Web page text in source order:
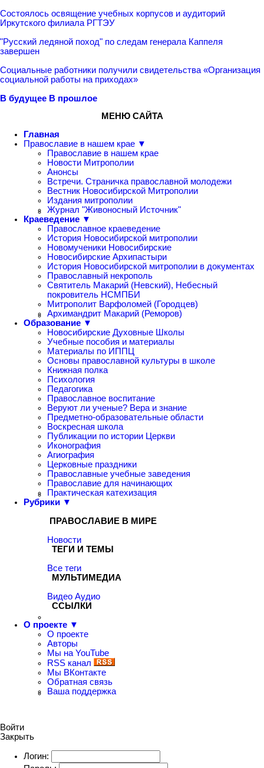
Состоялось освящение учебных корпусов и аудиторий
Иркутского филиала РГТЭУ
"Русский ледяной поход" по следам генерала Каппеля
завершен
Социальные работники получили свидетельства «Организация
социальной работы на приходах»
В будущее В прошлое
МЕНЮ САЙТА
Главная
Православие в нашем крае ▼
Православие в нашем крае
Новости Митрополии
Анонсы
Встречи. Страничка православной молодежи
Вестник Новосибирской Митрополии
Издания митрополии
Журнал "Живоносный Источник"
Краеведение ▼
Православное краеведение
История Новосибирской митрополии
Новомученики Новосибирские
Новосибирские Архипастыри
История Новосибирской митрополии в документах
Православный некрополь
Святитель Макарий (Невский), Небесный
покровитель НСМПБИ
Митрополит Варфоломей (Городцев)
Архимандрит Макарий (Реморов)
Образование ▼
Новосибирские Духовные Школы
Учебные пособия и материалы
Материалы по ИППЦ
Основы православной культуры в школе
Книжная полка
Психология
Педагогика
Православное воспитание
Веруют ли ученые? Вера и знание
Предметно-образовательные области
Воскресная школа
Публикации по истории Церкви
Иконография
Агиография
Церковные праздники
Православные учебные заведения
Православие для начинающих
Практическая катехизация
Рубрики ▼
ПРАВОСЛАВИЕ В МИРЕ
Новости
ТЕГИ И ТЕМЫ
Все теги
МУЛЬТИМЕДИА
Видео Аудио
ССЫЛКИ
О проекте ▼
О проекте
Авторы
Мы на YouTube
RSS канал
Мы ВКонтакте
Обратная связь
Ваша поддержка
Войти
Закрыть
Логин: